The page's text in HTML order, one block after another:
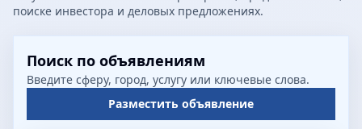
поиске инвестора и деловых предложениях.
Поиск по объявлениям
Введите сферу, город, услугу или ключевые слова.
Разместить объявление